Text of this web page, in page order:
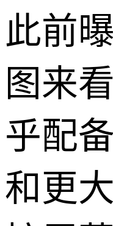
此前
图来
乎配
和更